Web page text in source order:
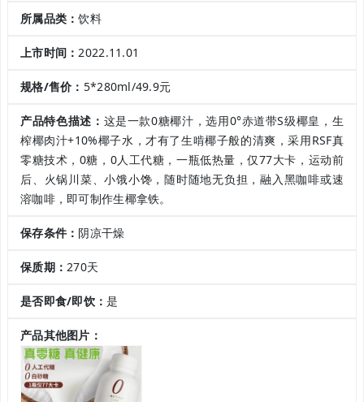
所属品类：饮料
上市时间：2022.11.01
规格/售价： 5*280ml/49.9元
产品特色描述： 这是一款0糖椰汁，选用0°赤道带S级椰皇，生
榨椰肉汁+10%椰子水，才有了生啃椰子般的清爽，采用RSF真
零糖技术，0糖，0人工代糖，一瓶低热量，仅77大卡，运动前
后、火锅川菜、小饿小馋，随时随地无负担，融入黑咖啡或速
溶咖啡，即可制作生椰拿铁。
保存条件： 阴凉干燥
保质期：270天
是否即食/即饮：是
产品其他图片：